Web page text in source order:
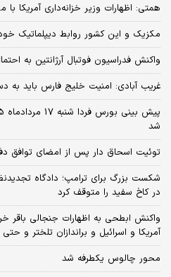
همتی: اظهارات وزیر خزانه‌داری آمریکا
مکزیک و این کشور روابط دیپلماتیک خود
واکنش فدراسیون فوتبال آرژانتین به
غریب آبادی: امنیت خلیج فارس باید
شد
توئیت اسحاق دار پس از امضای توافق
شکست بزرگ برای ترامپ؛ دادگاه
در کاخ سفید را متوقف کرد
واکنش ابطحی به اظهارات جنجالی باقر
آمریکا و اسرائیل و براندازان تلختر و
محور چالوس یکطرفه شد